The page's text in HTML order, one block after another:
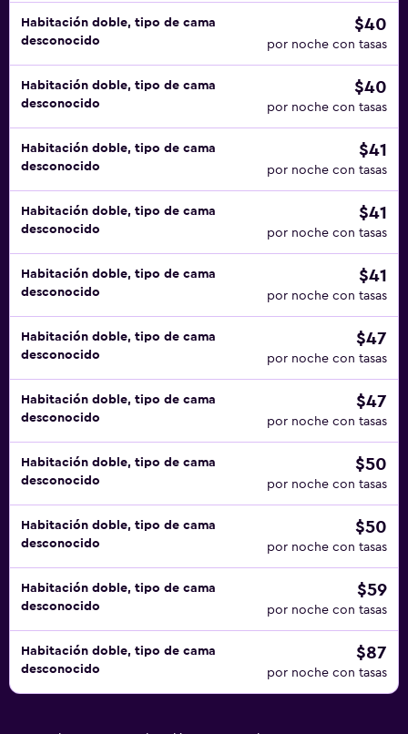
Habitación doble, tipo de cama
desconocido
$40
por noche con tasas
Habitación doble, tipo de cama
desconocido
$40
por noche con tasas
Habitación doble, tipo de cama
desconocido
$41
por noche con tasas
Habitación doble, tipo de cama
desconocido
$41
por noche con tasas
Habitación doble, tipo de cama
desconocido
$41
por noche con tasas
Habitación doble, tipo de cama
desconocido
$47
por noche con tasas
Habitación doble, tipo de cama
desconocido
$47
por noche con tasas
Habitación doble, tipo de cama
desconocido
$50
por noche con tasas
Habitación doble, tipo de cama
desconocido
$50
por noche con tasas
Habitación doble, tipo de cama
desconocido
$59
por noche con tasas
Habitación doble, tipo de cama
desconocido
$87
por noche con tasas